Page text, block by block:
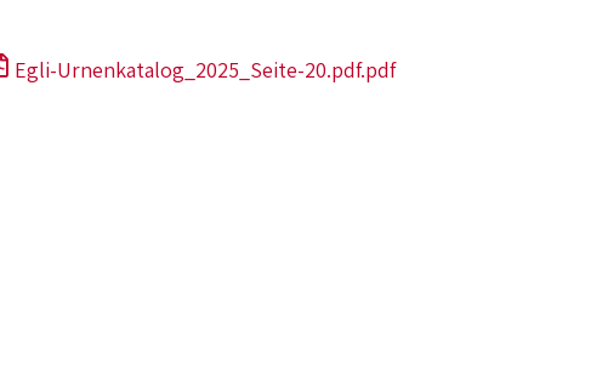
Egli-Urnenkatalog_2025_Seite-20.pdf.pdf